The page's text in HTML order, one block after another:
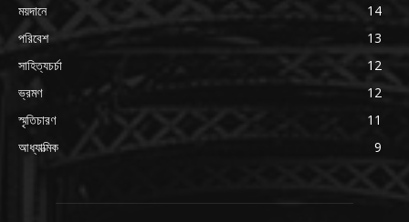
ময়দানে
14
পরিবেশ
13
সাহিত্যচর্চা
12
ভ্রমণ
12
স্মৃতিচারণ
11
আধ্যাত্মিক
9